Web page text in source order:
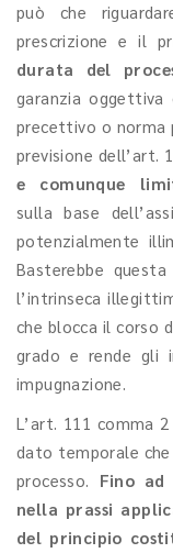
può che
prescrizione e il
durata del
garanzia
precettivo o norma
previsione dell’art.
e comunque
sulla base
potenzialmente
Basterebbe
l’intrinseca
che blocca il corso
grado e rende gli
impugnazione.
L’art. 111 comma
dato temporale
processo. Fino
nella prassi
del principio